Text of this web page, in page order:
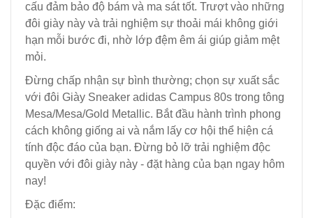
cấu đảm bảo độ bám và ma sát tốt. Trượt vào những
đôi giày này và trải nghiệm sự thoải mái không giới
hạn mỗi bước đi, nhờ lớp đệm êm ái giúp giảm mệt
mỏi.
Đừng chấp nhận sự bình thường; chọn sự xuất sắc
với đôi Giày Sneaker adidas Campus 80s trong tông
Mesa/Mesa/Gold Metallic. Bắt đầu hành trình phong
cách không giống ai và nắm lấy cơ hội thể hiện cá
tính độc đáo của bạn. Đừng bỏ lỡ trải nghiệm độc
quyền với đôi giày này - đặt hàng của bạn ngay hôm
nay!
Đặc điểm: